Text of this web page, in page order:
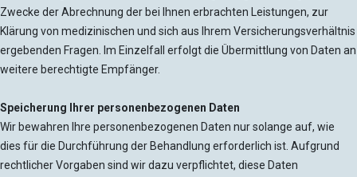
Zwecke der Abrechnung der bei Ihnen erbrachten Leistungen, zur
Klärung von medizinischen und sich aus Ihrem Versicherungsverhältnis
ergebenden Fragen. Im Einzelfall erfolgt die Übermittlung von Daten an
weitere berechtigte Empfänger.
Speicherung Ihrer personenbezogenen Daten
Wir bewahren Ihre personenbezogenen Daten nur solange auf, wie
dies für die Durchführung der Behandlung erforderlich ist. Aufgrund
rechtlicher Vorgaben sind wir dazu verpflichtet, diese Daten